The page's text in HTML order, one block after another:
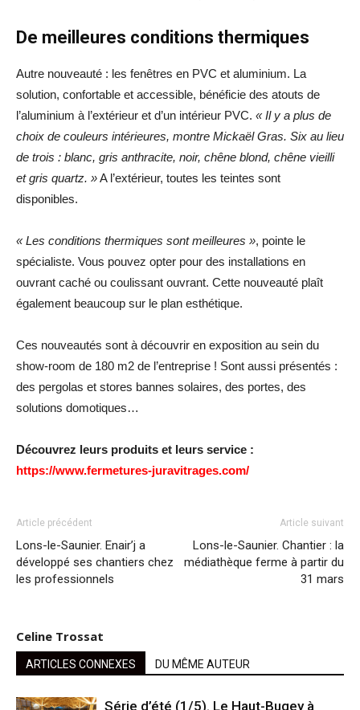
De meilleures conditions thermiques
Autre nouveauté : les fenêtres en PVC et aluminium. La
solution, confortable et accessible, bénéficie des atouts de
l’aluminium à l’extérieur et d’un intérieur PVC. « Il y a plus de
choix de couleurs intérieures, montre Mickaël Gras. Six au lieu
de trois : blanc, gris anthracite, noir, chêne blond, chêne vieilli
et gris quartz. »A l’extérieur, toutes les teintes sont
disponibles.
« Les conditions thermiques sont meilleures », pointe le
spécialiste. Vous pouvez opter pour des installations en
ouvrant caché ou coulissant ouvrant. Cette nouveauté plaît
également beaucoup sur le plan esthétique.
Ces nouveautés sont à découvrir en exposition au sein du
show-room de 180 m2 de l’entreprise ! Sont aussi présentés :
des pergolas et stores bannes solaires, des portes, des
solutions domotiques…
Découvrez leurs produits et leurs service :
https://www.fermetures-juravitrages.com/
Article précédent
Lons-le-Saunier. Enair’j a
développé ses chantiers chez
les professionnels
Article suivant
Lons-le-Saunier. Chantier : la
médiathèque ferme à partir du
31 mars
Celine Trossat
ARTICLES CONNEXES DU MÊME AUTEUR
Série d’été (1/5). Le Haut-Bugey à